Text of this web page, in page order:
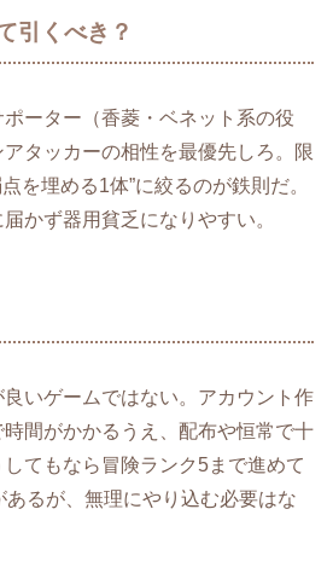
引くべき？
ーター（香菱・ベネット系の役
タッカーの相性を最優先しろ。限
を埋める1体”に絞るのが鉄則だ。
かず器用貧乏になりやすい。
いゲームではない。アカウント作
間がかかるうえ、配布や恒常で十
てもなら冒険ランク5まで進めて
るが、無理にやり込む必要はな